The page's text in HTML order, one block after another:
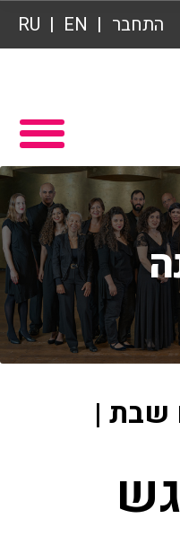
התחבר EN
RU
| יום שבת |